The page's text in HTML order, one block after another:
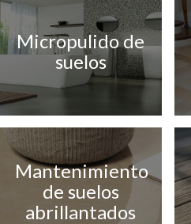
Micropulido de
suelos
Mantenimiento
de suelos
abrillantados